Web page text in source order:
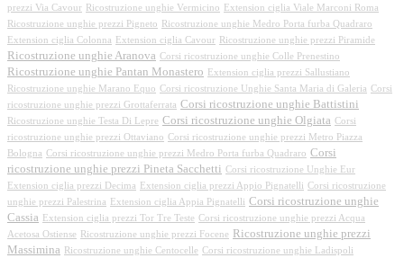
prezzi Via Cavour
Ricostruzione unghie Vermicino
Extension ciglia Viale Marconi Roma
Ricostruzione unghie prezzi Pigneto
Ricostruzione unghie Medro Porta furba Quadraro
Extension ciglia Colonna
Extension ciglia Cavour Ricostruzione unghie prezzi Piramide
Ricostruzione unghie Aranova Corsi ricostruzione unghie Colle Prenestino
Ricostruzione unghie Pantan Monastero
Extension ciglia prezzi Sallustiano
Ricostruzione unghie Marano Equo Corsi ricostruzione Unghie Santa Maria di Galeria Corsi
ricostruzione unghie prezzi Grottaferrata Corsi ricostruzione unghie Battistini
Ricostruzione unghie Testa Di Lepre Corsi ricostruzione unghie Olgiata Corsi
ricostruzione unghie prezzi Ottaviano Corsi ricostruzione unghie prezzi Metro Piazza
Bologna Corsi ricostruzione unghie prezzi Medro Porta furba Quadraro Corsi
ricostruzione unghie prezzi Pineta Sacchetti Corsi ricostruzione Unghie Eur
Extension ciglia prezzi Decima
Extension ciglia prezzi Appio Pignatelli Corsi ricostruzione
unghie prezzi Palestrina
Extension ciglia Appia Pignatelli Corsi ricostruzione unghie
Cassia
Extension ciglia prezzi Tor Tre Teste Corsi ricostruzione unghie prezzi Acqua
Acetosa Ostiense
Ricostruzione unghie prezzi Focene
Ricostruzione unghie prezzi
Massimina
Ricostruzione unghie Centocelle Corsi ricostruzione unghie Ladispoli